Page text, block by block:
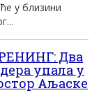
у близини
Два
упала у
Аљаске